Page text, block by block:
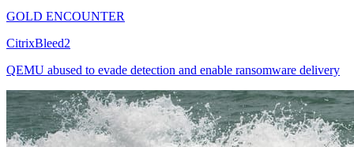
GOLD ENCOUNTER
CitrixBleed2
QEMU abused to evade detection and enable ransomware delivery